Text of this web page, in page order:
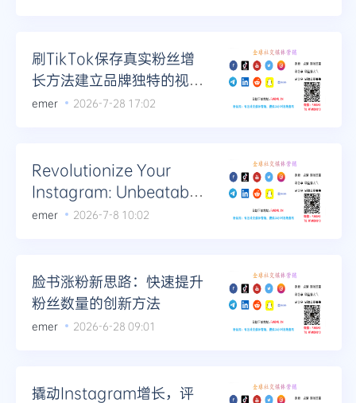
刷TikTok保存真实粉丝增
长方法建立品牌独特的视觉
标识
emer 2026-7-28 17:02
Revolutionize Your
Instagram: Unbeatable
Strategies for More
emer 2026-7-8 10:02
脸书涨粉新思路：快速提升
粉丝数量的创新方法
emer 2026-6-28 09:01
撬动Instagram增长，评